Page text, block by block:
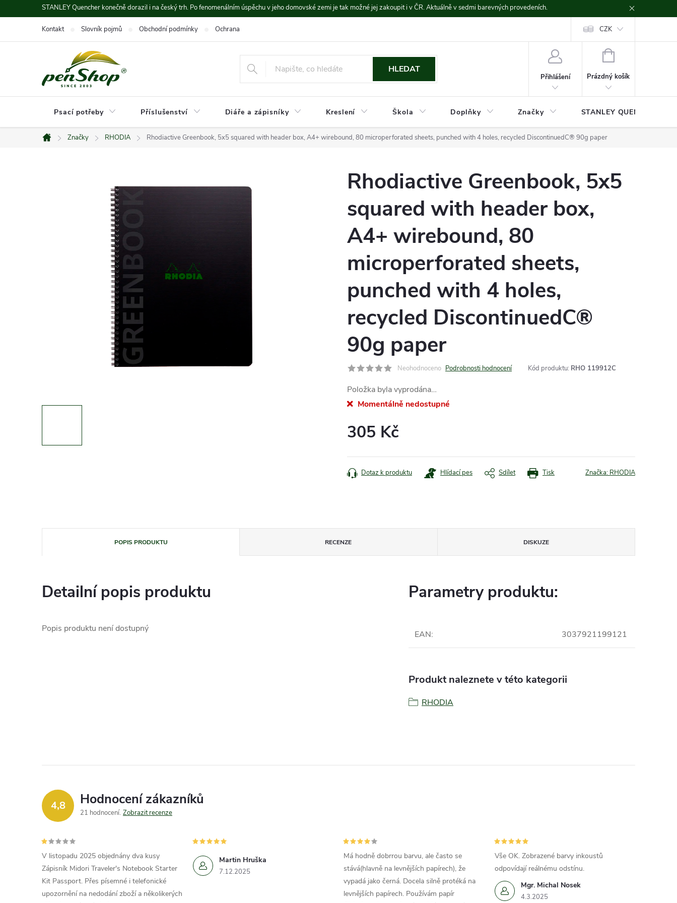
na
STANLEY Quencher konečně dorazil i na český trh. Po fenomenálním úspěchu v jeho domovské zemi je tak možné jej zakoupit i v ČR. Aktuálně v sedmi barevných provedeních.
Kontakt Slovník pojmů Obchodní podmínky Ochrana údajů CZK
HLEDAT
Přihlášení
NÁKUPNÍ
Prázdný košík
Psací potřeby Příslušenství Diáře a zápisníky Kreslení Škola Doplňky Značky STANLEY QUENCHER
Domů
Značky RHODIA Rhodiactive Greenbook, 5x5 squared with header box, A4+ wirebound, 80 microperforated sheets, punched with 4 holes, recycled DiscontinuedC® 90g paper
Rhodiactive Greenbook, 5x5
squared with header box,
A4+ wirebound, 80
microperforated sheets,
punched with 4 holes,
recycled DiscontinuedC®
90g paper
Neohodnoceno Podrobnosti hodnocení Kód produktu: RHO 119912C
Položka byla vyprodána…
Momentálně nedostupné
305 Kč
cena:
Tisk
Dotaz k produktu Hlídací pes Sdílet Značka: RHODIA
POPIS PRODUKTU RECENZE DISKUZE
Detailní popis produktu
Popis produktu není dostupný
Parametry produktu:
EAN: 3037921199121
Produkt naleznete v této kategorii
RHODIA
4,8 Hodnocení zákazníků
21 hodnocení Zobrazit recenze
V listopadu 2025 objednány dva kusy
Zápisník Midori Traveler's Notebook Starter
Kit Passport. Přes písemné i telefonické
upozornění na nedodání zboží a několikerých
Martin Hruška
7.12.2025
Má hodně dobrrou barvu, ale často se
stává(hlavně na levnějších papírech), že
vypadá jako černá. Docela silně protéká na
levnějších papírech. Používám papír
Mgr. Michal Nosek
4.3.2025
Vše OK. Zobrazené barvy inkoustů
odpovídají reálnému odstínu.